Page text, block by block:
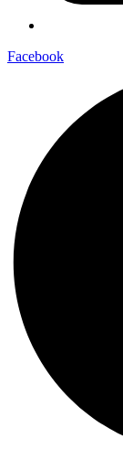
Facebook